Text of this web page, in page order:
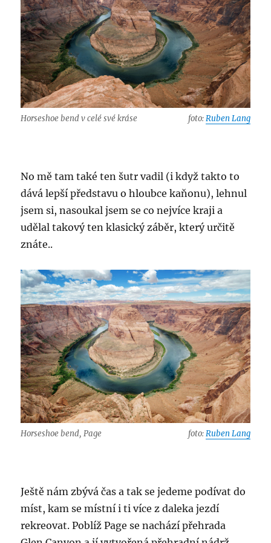
Horseshoe bend v celé své kráse foto:Ruben Lang
No mě tam také ten šutr vadil (i když takto to
dává lepší představu o hloubce kaňonu), lehnul
jsem si, nasoukal jsem se co nejvíce kraji a
udělal takový ten klasický záběr, který určitě
znáte..
Horseshoe bend, Page foto:Ruben Lang
Ještě nám zbývá čas a tak se jedeme podívat do
míst, kam se místní i ti více z daleka jezdí
rekreovat. Poblíž Page se nachází přehrada